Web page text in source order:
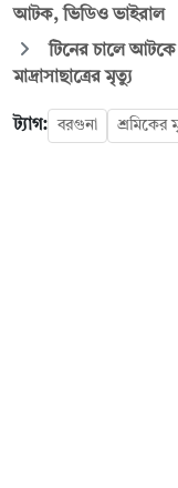
আটক, ভিডিও ভাইরাল
টিনের চালে আটকে
মাদ্রাসাছাত্রের মৃত্যু
ট্যাগ: বরগুনা শ্রমিকের